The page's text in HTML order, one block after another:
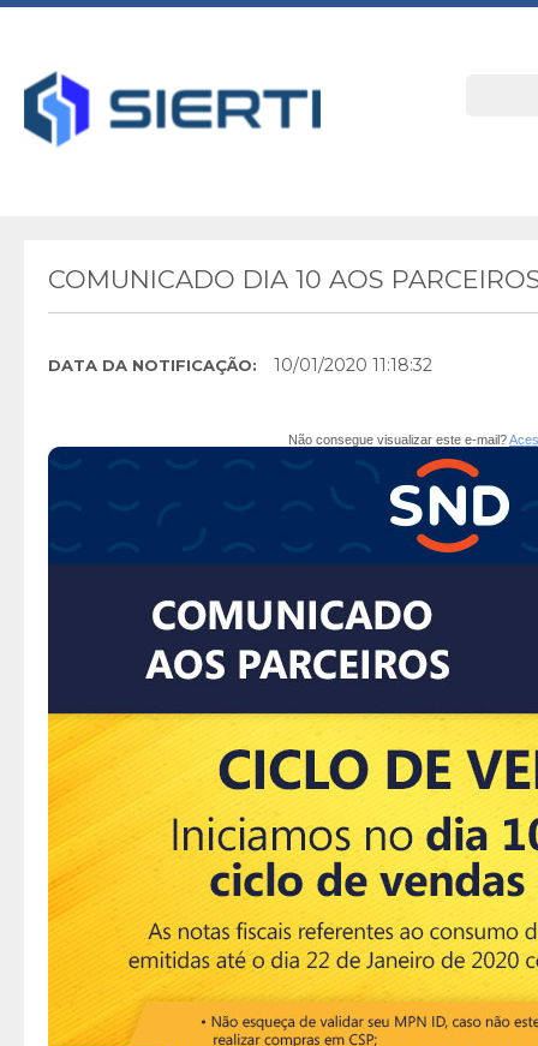
COMUNICADO DIA 10 AOS
DATA DA NOTIFICAÇÃO: 10/01/2020 11:18:32
Não consegue visualizar este e-mail?